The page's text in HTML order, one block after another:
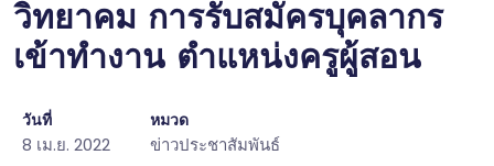
วิทยาคม การรับสมัครบุคลากร
เข้าทำงาน ตำแหน่งครูผู้สอน
วันที่
8 เม.ย. 2022
หมวด
ข่าวประชาสัมพันธ์